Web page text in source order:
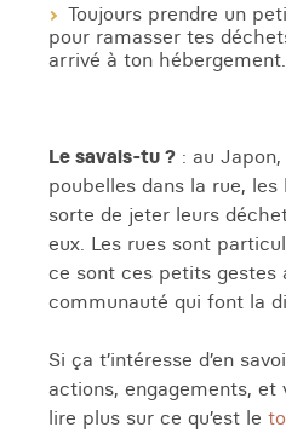
Toujours prendre un
pour ramasser tes
arrivé à ton hébergement.
Le savais-tu ? : au Japon,
poubelles dans la rue,
sorte de jeter leurs
eux. Les rues sont
ce sont ces petits gestes
communauté qui font la
Si ça t’intéresse d’en
actions, engagements, et
lire plus sur ce qu’est le